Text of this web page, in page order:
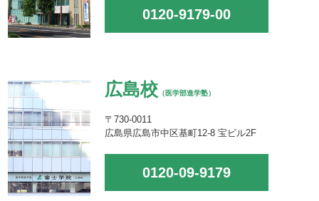
0120-9179-00
広島校 （医学部進学塾）
〒730-0011
広島県広島市中区基町12-8 宝ビル2F
0120-09-9179